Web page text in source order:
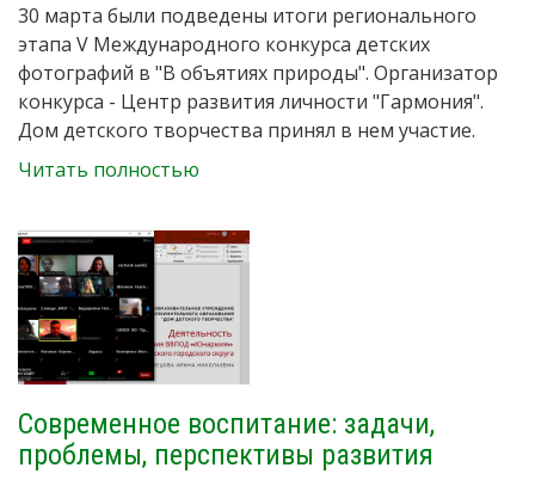
30 марта были подведены итоги регионального
этапа V Международного конкурса детских
фотографий в "В объятиях природы". Организатор
конкурса - Центр развития личности "Гармония".
Дом детского творчества принял в нем участие.
Читать полностью
Современное воспитание: задачи,
проблемы, перспективы развития